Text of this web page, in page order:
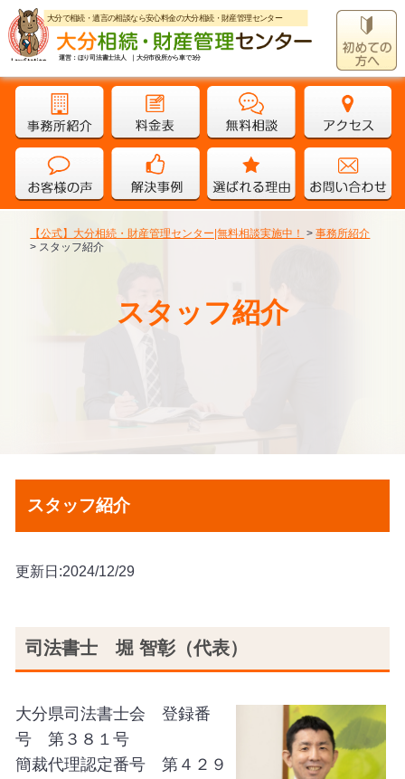
大分で相続・遺言の相談なら安心料金の大分相続・財産管理センター
運営：ほり司法書士法人 ｜大分市役所から車で3分
【公式】大分相続・財産管理センター|無料相談実施中！ >事務所紹介
> スタッフ紹介
スタッフ紹介
スタッフ紹介
更新日:2024/12/29
司法書士 堀 智彰（代表）
大分県司法書士会 登録番
号 第３８１号
簡裁代理認定番号 第４２９